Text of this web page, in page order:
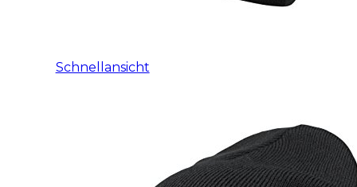
Schnellansicht